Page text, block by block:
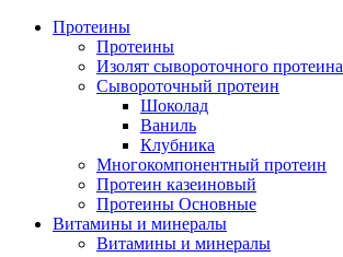
Протеины
Протеины
Изолят сывороточного протеина
Сывороточный протеин
Шоколад
Ваниль
Клубника
Многокомпонентный протеин
Протеин казеиновый
Протеины Основные
Витамины и минералы
Витамины и минералы